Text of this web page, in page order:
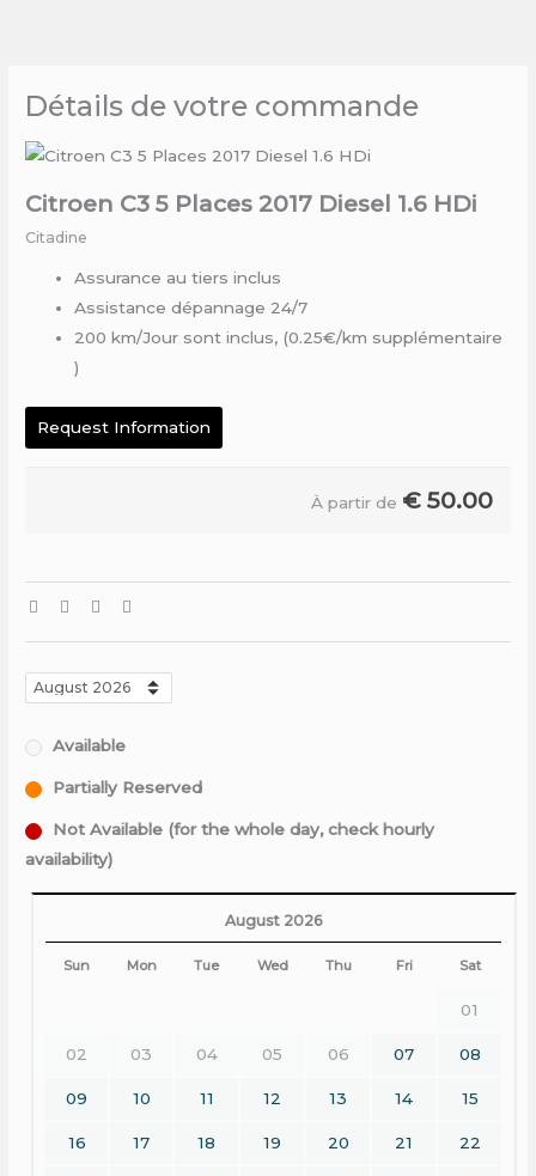
Détails de votre commande
Citroen C3 5 Places 2017 Diesel 1.6 HDi
Citadine
Assurance au tiers inclus
Assistance dépannage 24/7
200 km/Jour sont inclus, (0.25€/km supplémentaire
)
Request Information
À partir de € 50.00
Available
Partially Reserved
Not Available (for the whole day, check hourly
availability)
August 2026
Sun Mon Tue Wed Thu Fri Sat
01
02 03 04 05 06 07 08
09 10 11 12 13 14 15
16 17 18 19 20 21 22